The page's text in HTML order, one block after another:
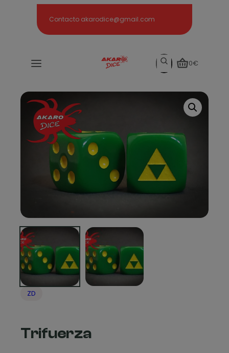
Contacto akarodice@gmail.com
Search
0€
ZD
Trifuerza